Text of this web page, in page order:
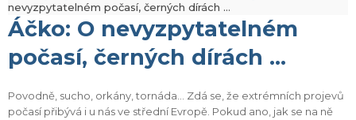
nevyzpytatelném počasí, černých dírách …
Áčko: O nevyzpytatelném
počasí, černých dírách …
Povodně, sucho, orkány, tornáda… Zdá se, že extrémních projevů
počasí přibývá i u nás ve střední Evropě. Pokud ano, jak se na ně